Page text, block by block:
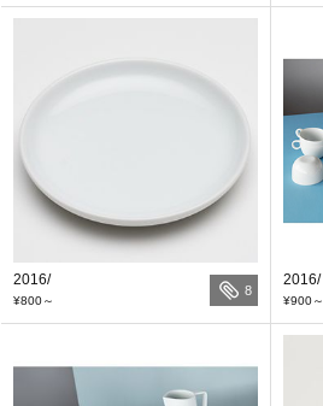
2016/
¥800～
8
2016/
¥900～